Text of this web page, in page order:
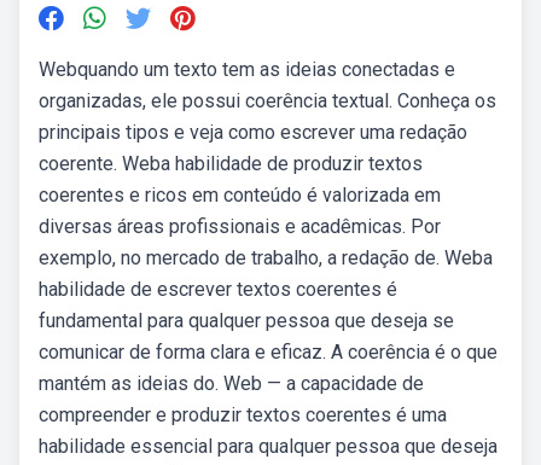
Webquando um texto tem as ideias conectadas e
organizadas, ele possui coerência textual. Conheça os
principais tipos e veja como escrever uma redação
coerente. Weba habilidade de produzir textos
coerentes e ricos em conteúdo é valorizada em
diversas áreas profissionais e acadêmicas. Por
exemplo, no mercado de trabalho, a redação de. Weba
habilidade de escrever textos coerentes é
fundamental para qualquer pessoa que deseja se
comunicar de forma clara e eficaz. A coerência é o que
mantém as ideias do. Web — a capacidade de
compreender e produzir textos coerentes é uma
habilidade essencial para qualquer pessoa que deseja